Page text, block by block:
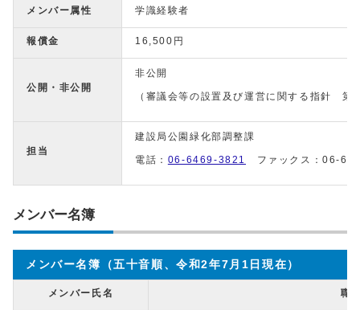
メンバー属性 学識経験者
報償金 16,500円
公開・非公開
非公開
（審議会等の設置及び運営に関する指針 第
担当
建設局公園緑化部調整課
電話： 06-6469-3821 ファックス：06-
メンバー名簿
メンバー名簿（五十音順、令和2年7月1日現在）
メンバー氏名 職